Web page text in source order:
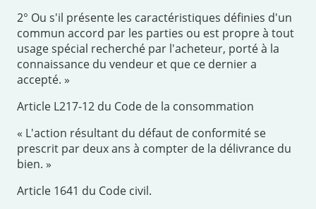
2° Ou s'il présente les caractéristiques définies d'un
commun accord par les parties ou est propre à tout
usage spécial recherché par l'acheteur, porté à la
connaissance du vendeur et que ce dernier a
accepté. »
Article L217-12 du Code de la consommation
« L'action résultant du défaut de conformité se
prescrit par deux ans à compter de la délivrance du
bien. »
Article 1641 du Code civil.